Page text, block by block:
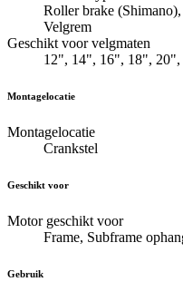
Roller brake
Velgrem
Geschikt voor velgmaten
12", 14", 16", 18",
Montagelocatie
Montagelocatie
Crankstel
Geschikt voor
Motor geschikt voor
Frame, Subframe
Gebruik